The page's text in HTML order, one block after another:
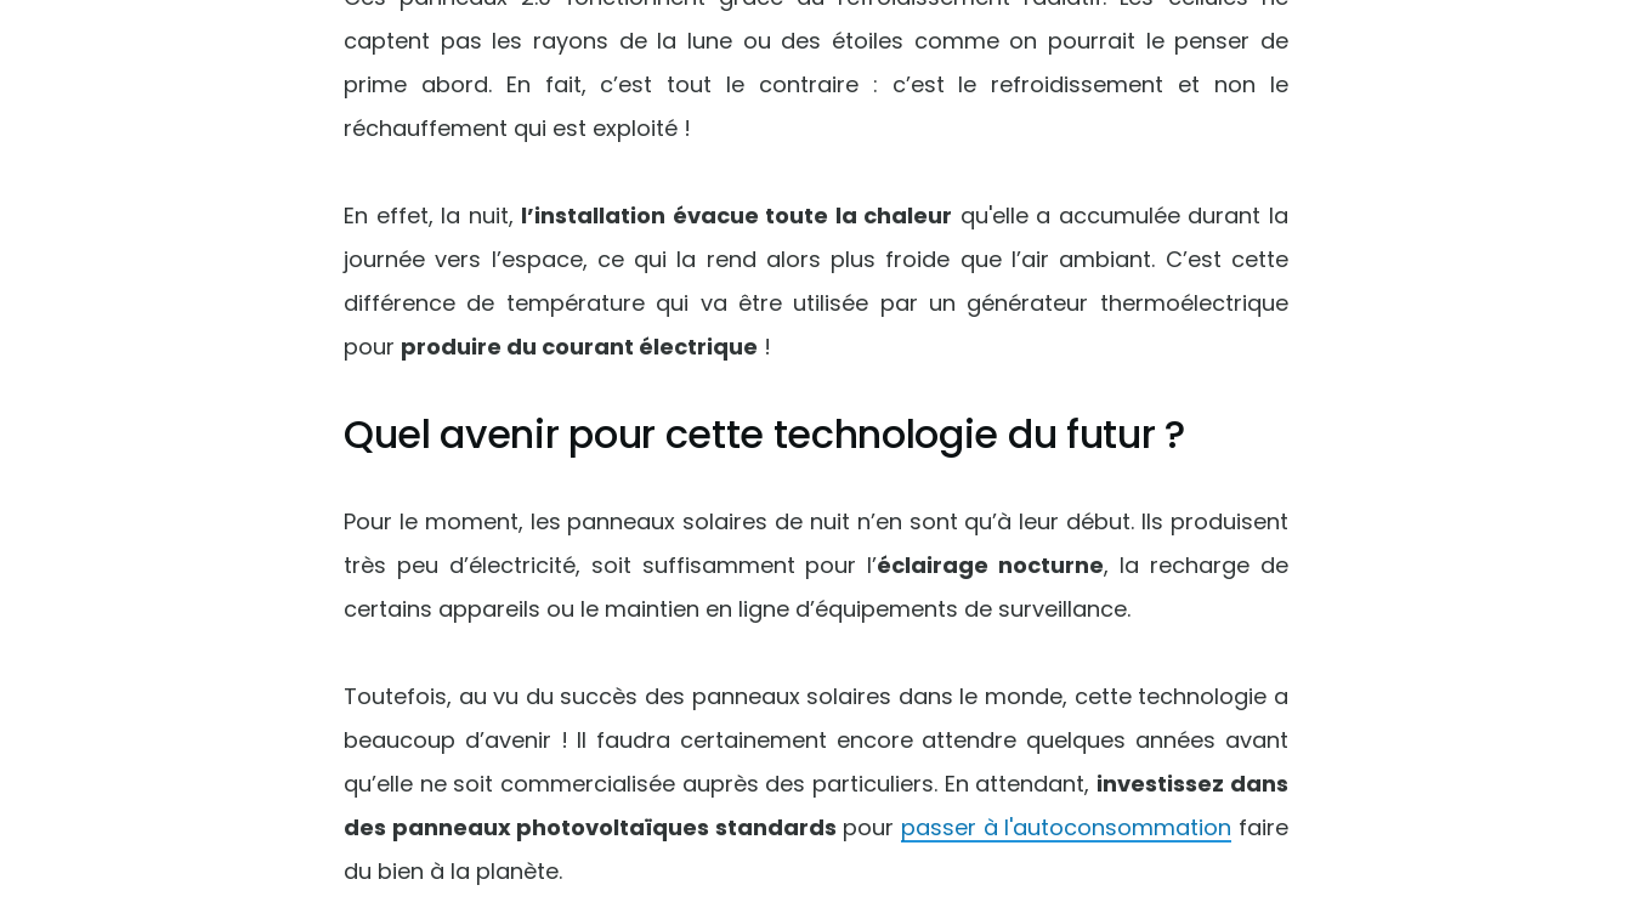
captent pas les rayons de la lune ou des étoiles comme on pourrait le penser de
prime abord. En fait, c’est tout le contraire : c’est le refroidissement et non le
réchauffement qui est exploité !
En effet, la nuit, l’installation évacue toute la chaleur qu'elle a accumulée durant la
journée vers l’espace, ce qui la rend alors plus froide que l’air ambiant. C’est cette
différence de température qui va être utilisée par un générateur thermoélectrique
pour produire du courant électrique !
Quel avenir pour cette technologie du futur ?
Pour le moment, les panneaux solaires de nuit n’en sont qu’à leur début. Ils produisent
très peu d’électricité, soit suffisamment pour l’éclairage nocturne, la recharge de
certains appareils ou le maintien en ligne d’équipements de surveillance.
Toutefois, au vu du succès des panneaux solaires dans le monde, cette technologie a
beaucoup d’avenir ! Il faudra certainement encore attendre quelques années avant
qu’elle ne soit commercialisée auprès des particuliers. En attendant, investissez dans
des panneaux photovoltaïques standards pour passer à l'autoconsommation faire
du bien à la planète.